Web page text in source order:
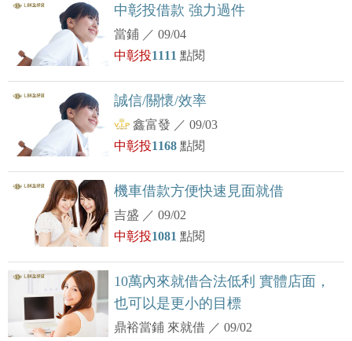
中彰投借款 強力過件
當鋪 ／09/04
中彰投1111點閱
誠信/關懷/效率
鑫富發 ／09/03
中彰投1168點閱
機車借款方便快速見面就借
吉盛 ／09/02
中彰投1081點閱
10萬內來就借合法低利 實體店面，
也可以是更小的目標
鼎裕當鋪 來就借 ／09/02